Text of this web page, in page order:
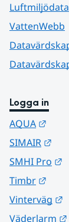
Luftmiljödata
VattenWebb
Logga in
AQUA
SIMAIR
SMHI Pro
Timbr
Vinterväg
Väderlarm